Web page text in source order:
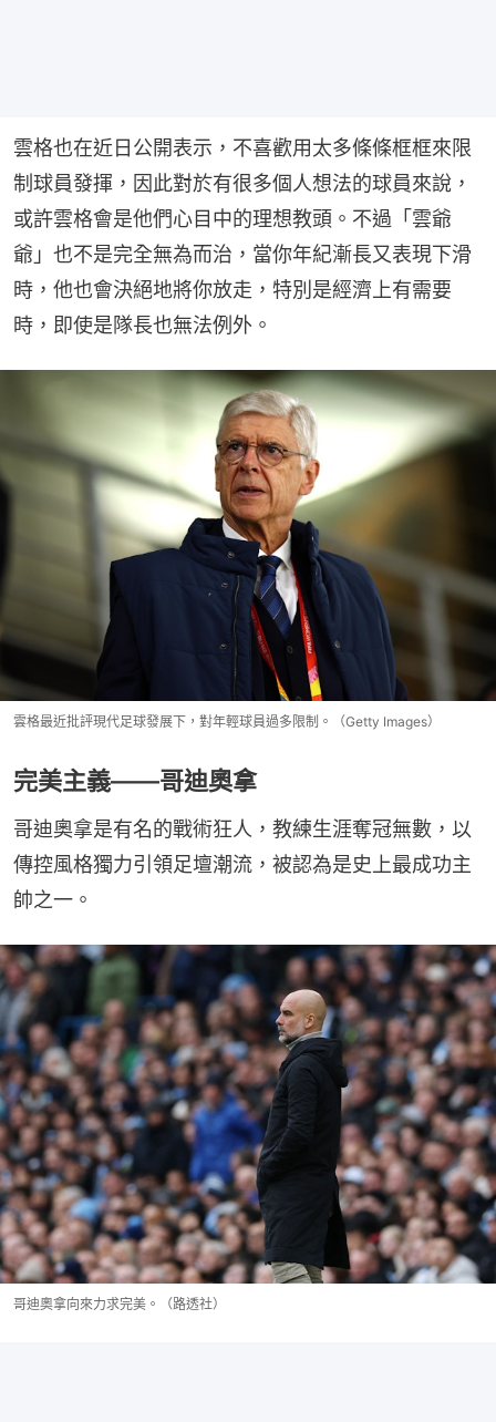
雲格也在近日公開表示，不喜歡用太多條條框框來限
制球員發揮，因此對於有很多個人想法的球員來說，
或許雲格會是他們心目中的理想教頭。不過「雲爺
爺」也不是完全無為而治，當你年紀漸長又表現下滑
時，他也會決絕地將你放走，特別是經濟上有需要
時，即使是隊長也無法例外。
雲格最近批評現代足球發展下，對年輕球員過多限制。（Getty Images）
完美主義——哥迪奧拿
哥迪奧拿是有名的戰術狂人，教練生涯奪冠無數，以
傳控風格獨力引領足壇潮流，被認為是史上最成功主
帥之一。
哥迪奧拿向來力求完美。（路透社）